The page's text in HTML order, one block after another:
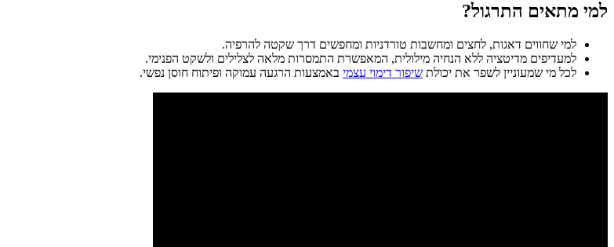
למי מתאים התרגול?
למי שחווים דאגות, לחצים ומחשבות טורדניות ומחפשים דרך שקטה להרפיה.
למעדיפים מדיטציה ללא הנחיה מילולית, המאפשרת התמסרות מלאה לצלילים ולשקט הפנימי.
לכל מי שמעוניין לשפר את יכולת שיפור דימוי עצמי באמצעות הרגעה עמוקה ופיתוח חוסן נפשי.